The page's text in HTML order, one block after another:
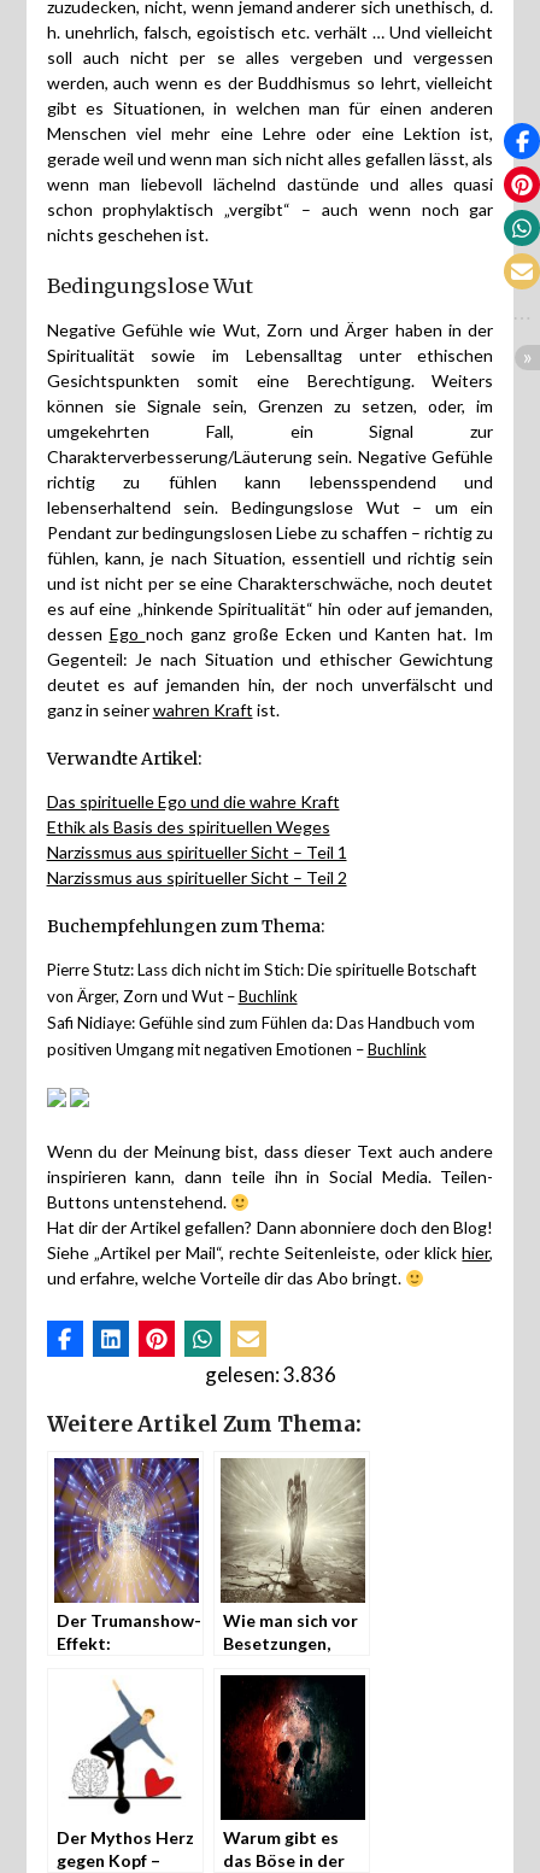
zuzudecken, nicht, wenn jemand anderer sich unethisch, d.
h. unehrlich, falsch, egoistisch etc. verhält … Und vielleicht
soll auch nicht per se alles vergeben und vergessen
werden, auch wenn es der Buddhismus so lehrt, vielleicht
gibt es Situationen, in welchen man für einen anderen
Menschen viel mehr eine Lehre oder eine Lektion ist,
gerade weil und wenn man sich nicht alles gefallen lässt, als
wenn man liebevoll lächelnd dastünde und alles quasi
schon prophylaktisch „vergibt“ – auch wenn noch gar
nichts geschehen ist.
Bedingungslose Wut
Negative Gefühle wie Wut, Zorn und Ärger haben in der
Spiritualität sowie im Lebensalltag unter ethischen
Gesichtspunkten somit eine Berechtigung. Weiters
können sie Signale sein, Grenzen zu setzen, oder, im
umgekehrten Fall, ein Signal zur
Charakterverbesserung/Läuterung sein. Negative Gefühle
richtig zu fühlen kann lebensspendend und
lebenserhaltend sein. Bedingungslose Wut – um ein
Pendant zur bedingungslosen Liebe zu schaffen – richtig zu
fühlen, kann, je nach Situation, essentiell und richtig sein
und ist nicht per se eine Charakterschwäche, noch deutet
es auf eine „hinkende Spiritualität“ hin oder auf jemanden,
dessen Ego noch ganz große Ecken und Kanten hat. Im
Gegenteil: Je nach Situation und ethischer Gewichtung
deutet es auf jemanden hin, der noch unverfälscht und
ganz in seinerwahren Kraft ist.
Verwandte Artikel:
Das spirituelle Ego und die wahre Kraft
Ethik als Basis des spirituellen Weges
Narzissmus aus spiritueller Sicht – Teil 1
Narzissmus aus spiritueller Sicht – Teil 2
Buchempfehlungen zum Thema:
Pierre Stutz:Lass dich nicht im Stich: Die spirituelle Botschaft
von Ärger, Zorn und Wut –Buchlink
Safi Nidiaye: Gefühle sind zum Fühlen da: Das Handbuch vom
positiven Umgang mit negativen Emotionen –Buchlink
Wenn du der Meinung bist, dass dieser Text auch andere
inspirieren kann, dann teile ihn in Social Media. Teilen-
Buttons untenstehend.
Hat dir der Artikel gefallen? Dann abonniere doch den Blog!
Siehe „Artikel per Mail“, rechte Seitenleiste, oder klickhier,
und erfahre, welche Vorteile dir das Abo bringt.
gelesen:3.836
Weitere Artikel Zum Thema:
Der Trumanshow-
Effekt:
Realitätssimulation
Wie man sich vor
Besetzungen,
Fremdenergien
schützen kann
Der Mythos Herz
gegen Kopf –
Warum gibt es
das Böse in der